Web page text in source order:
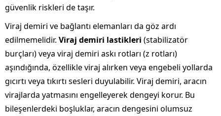
güvenlik riskleri de taşır.
Viraj demiri ve bağlantı elemanları da göz ardı
edilmemelidir. Viraj demiri lastikleri (stabilizatör
burçları) veya viraj demiri askı rotları (z rotları)
aşındığında, özellikle viraj alırken veya engebeli yollarda
gıcırtı veya tıkırtı sesleri duyulabilir. Viraj demiri, aracın
virajlarda yatmasını engelleyerek dengeyi korur. Bu
bileşenlerdeki boşluklar, aracın dengesini olumsuz